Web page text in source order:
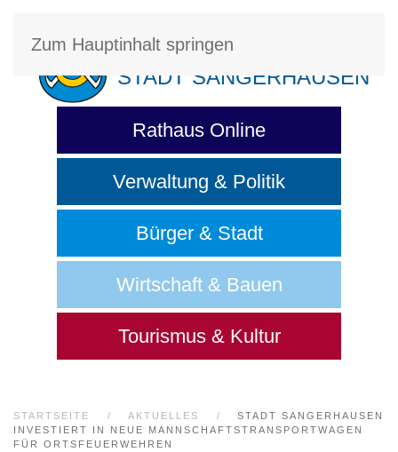
Zum Hauptinhalt springen
STADT SANGERHAUSEN
Rathaus Online
Verwaltung & Politik
Bürger & Stadt
Wirtschaft & Bauen
Tourismus & Kultur
STARTSEITE AKTUELLES
STADT SANGERHAUSEN
INVESTIERT IN NEUE MANNSCHAFTSTRANSPORTWAGEN
FÜR ORTSFEUERWEHREN